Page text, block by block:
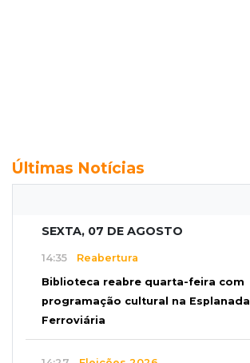
Últimas Notícias
SEXTA, 07 DE AGOSTO
14:35 Reabertura
Biblioteca reabre quarta-feira com
programação cultural na Esplanada
Ferroviária